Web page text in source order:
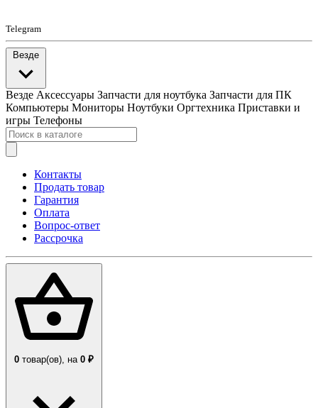
Telegram
Везде
Везде Аксессуары Запчасти для ноутбука Запчасти для ПК
Компьютеры Мониторы Ноутбуки Оргтехника Приставки и
игры Телефоны
Контакты
Продать товар
Гарантия
Оплата
Вопрос-ответ
Рассрочка
0 товар(ов), на 0 ₽